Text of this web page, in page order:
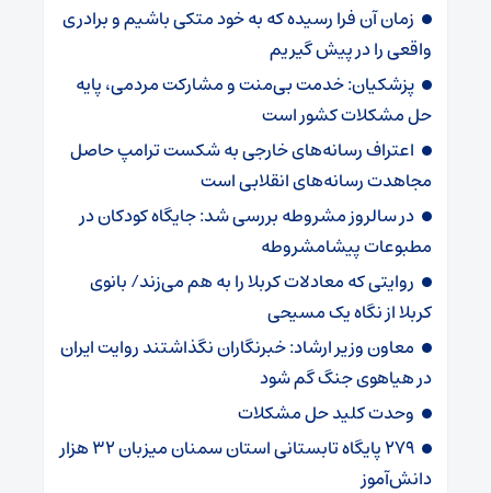
زمان آن فرا رسیده که به خود متکی باشیم و برادری
واقعی را در پیش گیریم
پزشکیان: خدمت بی‌منت و مشارکت مردمی، پایه
حل مشکلات کشور است
اعتراف رسانه‌های خارجی به شکست ترامپ حاصل
مجاهدت رسانه‌های انقلابی است
در سالروز مشروطه بررسی شد: جایگاه کودکان در
مطبوعات پیشامشروطه
روایتی که معادلات کربلا را به هم می‌زند/ بانوی
کربلا از نگاه یک مسیحی
معاون وزیر ارشاد: خبرنگاران نگذاشتند روایت ایران
در هیاهوی جنگ گم شود
وحدت کلید حل مشکلات
۲۷۹ پایگاه تابستانی استان سمنان میزبان ۳۲ هزار
دانش‌آموز